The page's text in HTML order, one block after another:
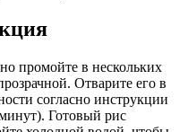
промойте в нескольких
Отварите его в
согласно инструкции
Готовый рис